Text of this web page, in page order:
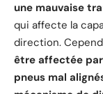
une mauvaise
qui affecte la
direction.
être affectée
pneus mal